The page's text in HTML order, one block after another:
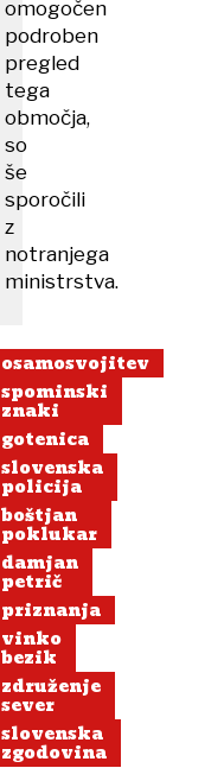
omogočen
podroben
pregled
tega
območja,
so
še
sporočili
z
notranjega
ministrstva.
osamosvojitev
spominski
znaki
gotenica
slovenska
policija
boštjan
poklukar
damjan
petrič
priznanja
vinko
bezik
združenje
sever
slovenska
zgodovina